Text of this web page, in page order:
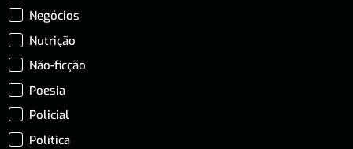
Negócios
Nutrição
Não-ficção
Poesia
Policial
Política